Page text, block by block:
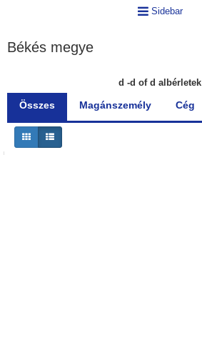
Sidebar
Békés megye
d -d of d albérletek
Összes Magánszemély Cég